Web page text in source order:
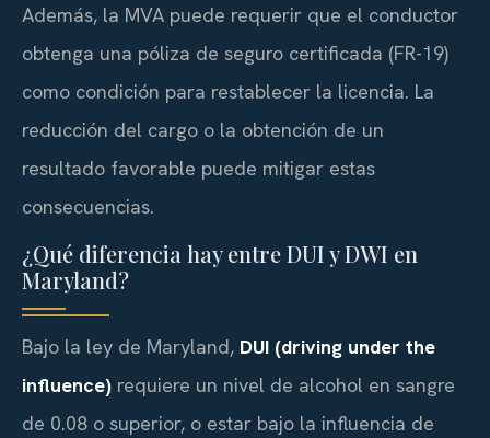
Además, la MVA puede requerir que el conductor
obtenga una póliza de seguro certificada (FR-19)
como condición para restablecer la licencia. La
reducción del cargo o la obtención de un
resultado favorable puede mitigar estas
consecuencias.
¿Qué diferencia hay entre DUI y DWI en
Maryland?
Bajo la ley de Maryland, DUI (driving under the
influence) requiere un nivel de alcohol en sangre
de 0.08 o superior, o estar bajo la influencia de